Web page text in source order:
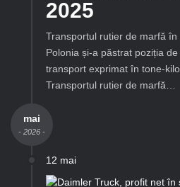
2025
Transportul rutier de marfă
Polonia și-a păstrat poziția
transport exprimat în tone-
Transportul rutier de marfă…
mai
- 2026 -
12 mai